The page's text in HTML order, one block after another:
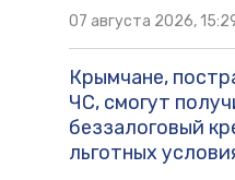
07 августа 2026,
Крымчане,
ЧС, смогут
беззалоговый
льготных